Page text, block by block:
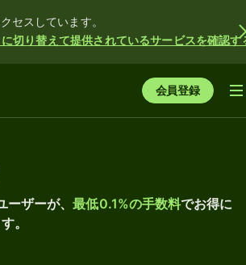
セスしています。
切り替えて提供されているサービスを確認す
会員登録
ーザーが、最低0.1%の手数料でお得に
。